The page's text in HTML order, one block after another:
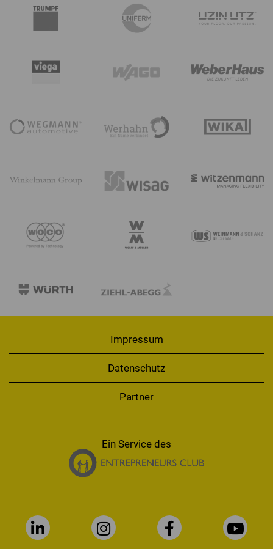
Impressum
Datenschutz
Partner
Ein Service des